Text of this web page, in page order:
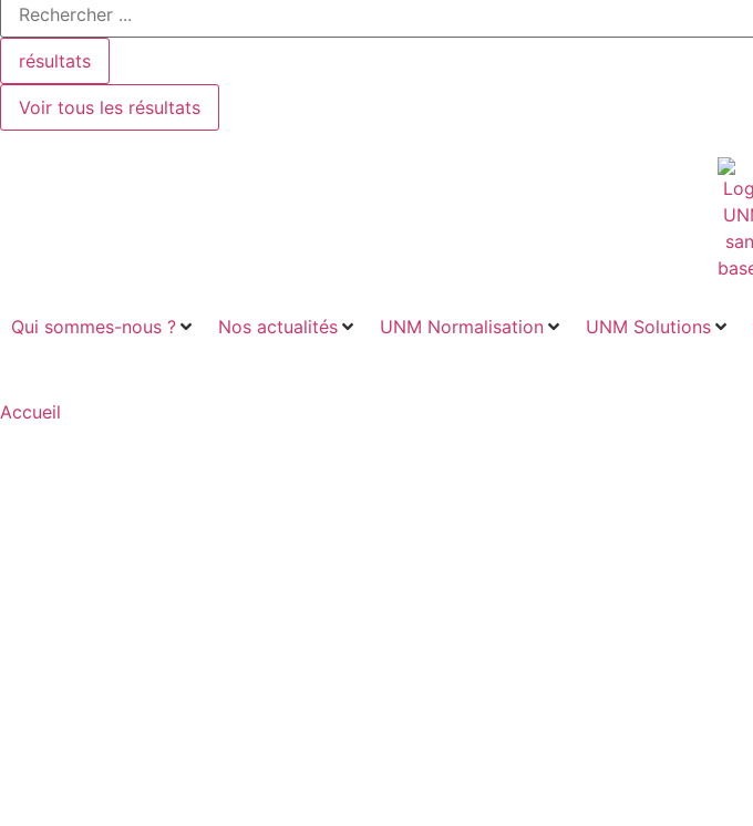
résultats
Voir tous les résultats
Qui sommes-nous ? Nos actualités UNM Normalisation UNM Solutions
Accueil